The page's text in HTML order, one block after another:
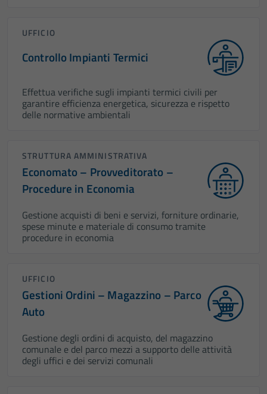
UFFICIO
Controllo Impianti Termici
Effettua verifiche sugli impianti termici civili per
garantire efficienza energetica, sicurezza e rispetto
delle normative ambientali
STRUTTURA AMMINISTRATIVA
Economato – Provveditorato –
Procedure in Economia
Gestione acquisti di beni e servizi, forniture ordinarie,
spese minute e materiale di consumo tramite
procedure in economia
UFFICIO
Gestioni Ordini – Magazzino – Parco
Auto
Gestione degli ordini di acquisto, del magazzino
comunale e del parco mezzi a supporto delle attività
degli uffici e dei servizi comunali